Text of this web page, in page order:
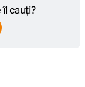
cauți?